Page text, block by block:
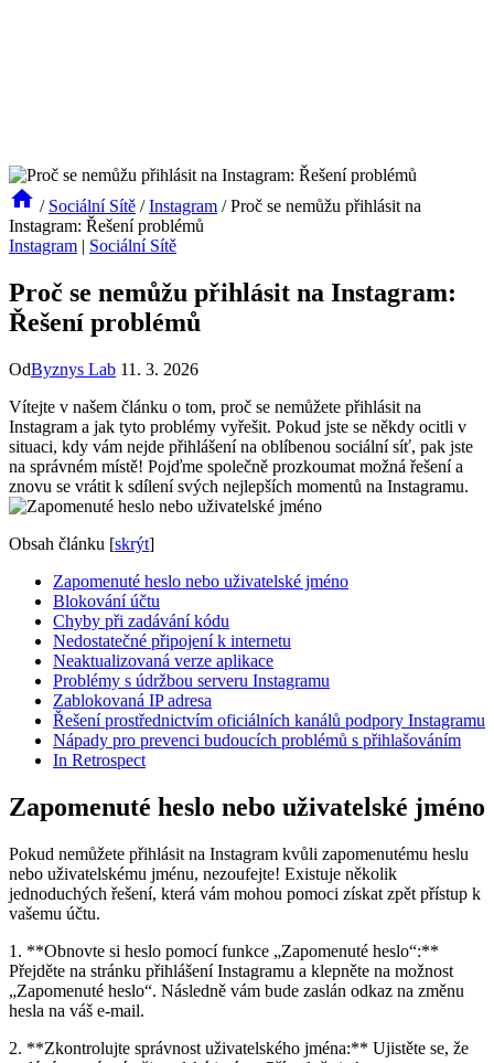
/ Sociální Sítě / Instagram / Proč se nemůžu přihlásit na
Instagram: Řešení problémů
Instagram | Sociální Sítě
Proč se nemůžu přihlásit na Instagram:
Řešení problémů
OdByznys Lab 11. 3. 2026
Vítejte v našem článku o tom, proč se nemůžete přihlásit na
Instagram a jak tyto problémy vyřešit. Pokud jste se někdy ocitli v
situaci, kdy vám nejde přihlášení na oblíbenou sociální síť, pak jste
na správném místě! Pojďme společně prozkoumat možná řešení a
znovu se vrátit k sdílení svých nejlepších momentů na Instagramu.
Obsah článku [skrýt]
Zapomenuté heslo nebo uživatelské jméno
Blokování účtu
Chyby při zadávání kódu
Nedostatečné připojení k internetu
Neaktualizovaná verze aplikace
Problémy s údržbou serveru Instagramu
Zablokovaná IP adresa
Řešení prostřednictvím oficiálních kanálů podpory Instagramu
Nápady pro prevenci budoucích problémů s přihlašováním
In Retrospect
Zapomenuté heslo nebo uživatelské jméno
Pokud nemůžete přihlásit na Instagram kvůli zapomenutému heslu
nebo uživatelskému jménu, nezoufejte! Existuje několik
jednoduchých řešení, která vám mohou pomoci získat zpět přístup k
vašemu účtu.
1. **Obnovte si heslo pomocí funkce „Zapomenuté heslo“:**
Přejděte na stránku přihlášení Instagramu a klepněte na možnost
„Zapomenuté heslo“. Následně vám bude zaslán odkaz na změnu
hesla na váš e-mail.
2. **Zkontrolujte správnost uživatelského jména:** Ujistěte se, že